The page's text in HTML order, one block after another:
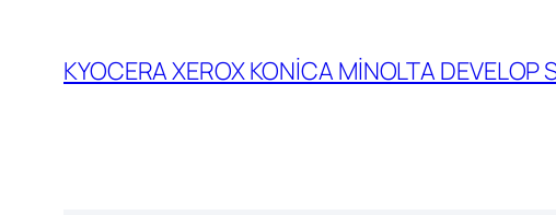
KYOCERA XEROX KONİCA MİNOLTA DEVELOP